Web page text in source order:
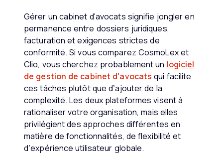
Gérer un cabinet d'avocats signifie jongler en
permanence entre dossiers juridiques,
facturation et exigences strictes de
conformité. Si vous comparez CosmoLex et
Clio, vous cherchez probablement un
logiciel
de gestion de cabinet d'avocats qui facilite
ces tâches plutôt que d’ajouter de la
complexité. Les deux plateformes visent à
rationaliser votre organisation, mais elles
privilégient des approches différentes en
matière de fonctionnalités, de flexibilité et
d’expérience utilisateur globale.